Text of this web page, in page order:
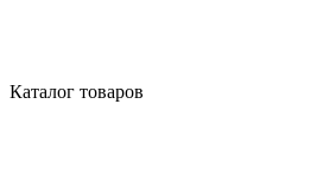
Каталог товаров